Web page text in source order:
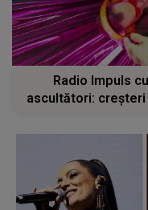
Radio Impuls
ascultători: